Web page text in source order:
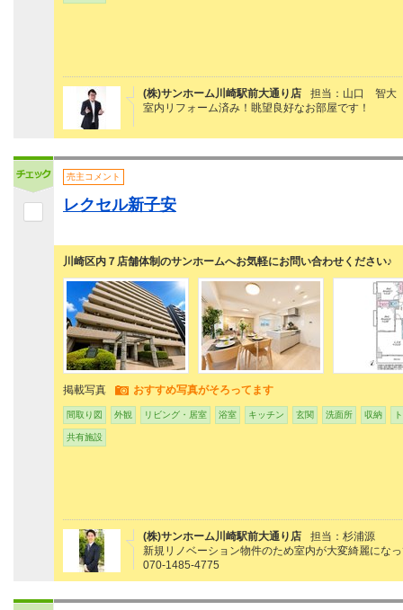
(株)サンホーム川崎駅前大通り店
担当：山口 智大
室内リフォーム済み！眺望良好なお部屋です！
売主コメント
レクセル新子安
川崎区内７店舗体制のサンホームへお気軽にお問い合わせください♪
掲載写真 おすすめ写真がそろってます
間取り図 外観 リビング・居室 浴室 キッチン 玄関 洗面所 収納
共有施設
(株)サンホーム川崎駅前大通り店
担当：杉浦源
新規リノベーション物件のため室内が大変綺麗にな
070-1485-4775